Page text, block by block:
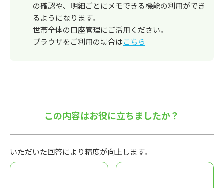
の確認や、明細ごとにメモできる機能の利用ができ
るようになります。
世帯全体の口座管理にご活用ください。
ブラウザをご利用の場合はこちら
この内容はお役に立ちましたか？
いただいた回答により精度が向上します。